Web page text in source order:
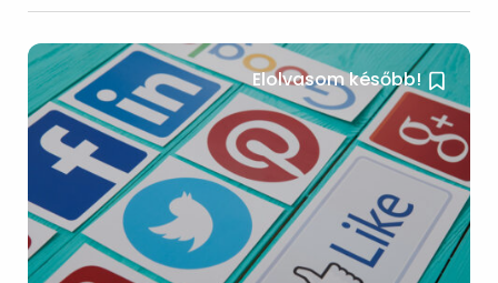
Elolvasom később!